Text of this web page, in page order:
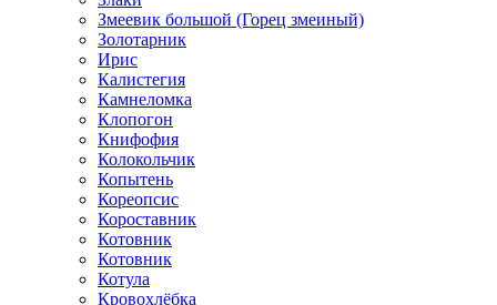
Змеевик большой (Горец змеиный)
Золотарник
Ирис
Калистегия
Камнеломка
Клопогон
Книфофия
Колокольчик
Копытень
Кореопсис
Короставник
Котовник
Котовник
Котула
Кровохлёбка